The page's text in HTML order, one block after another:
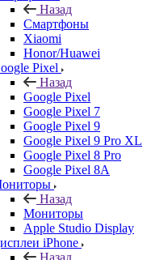
Назад
Смартфоны
Xiaomi
Honor/Huawei
Pixel
Назад
Google Pixel
Google Pixel 7
Google Pixel 9
Google Pixel 9 Pro XL
Google Pixel 8 Pro
Google Pixel 8A
Назад
Мониторы
Apple Studio Display
iPhone
Назад